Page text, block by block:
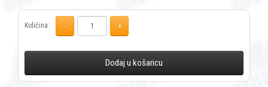
Količina:
Dodaj u košaricu